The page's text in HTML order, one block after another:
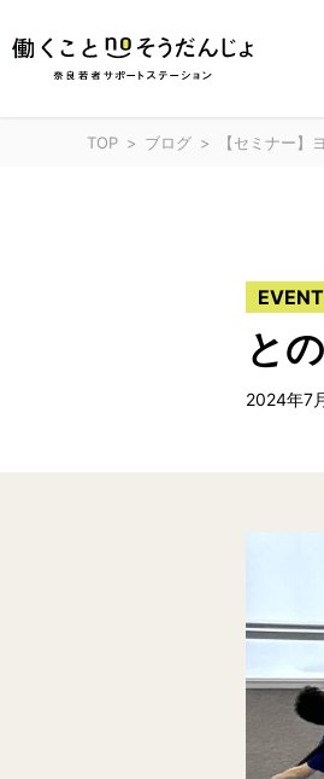
TOP ブログ 【セミナー】​​
EVENT
と
2024年7